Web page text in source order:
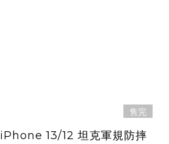
售完
iPhone 13/12 坦克軍規防摔